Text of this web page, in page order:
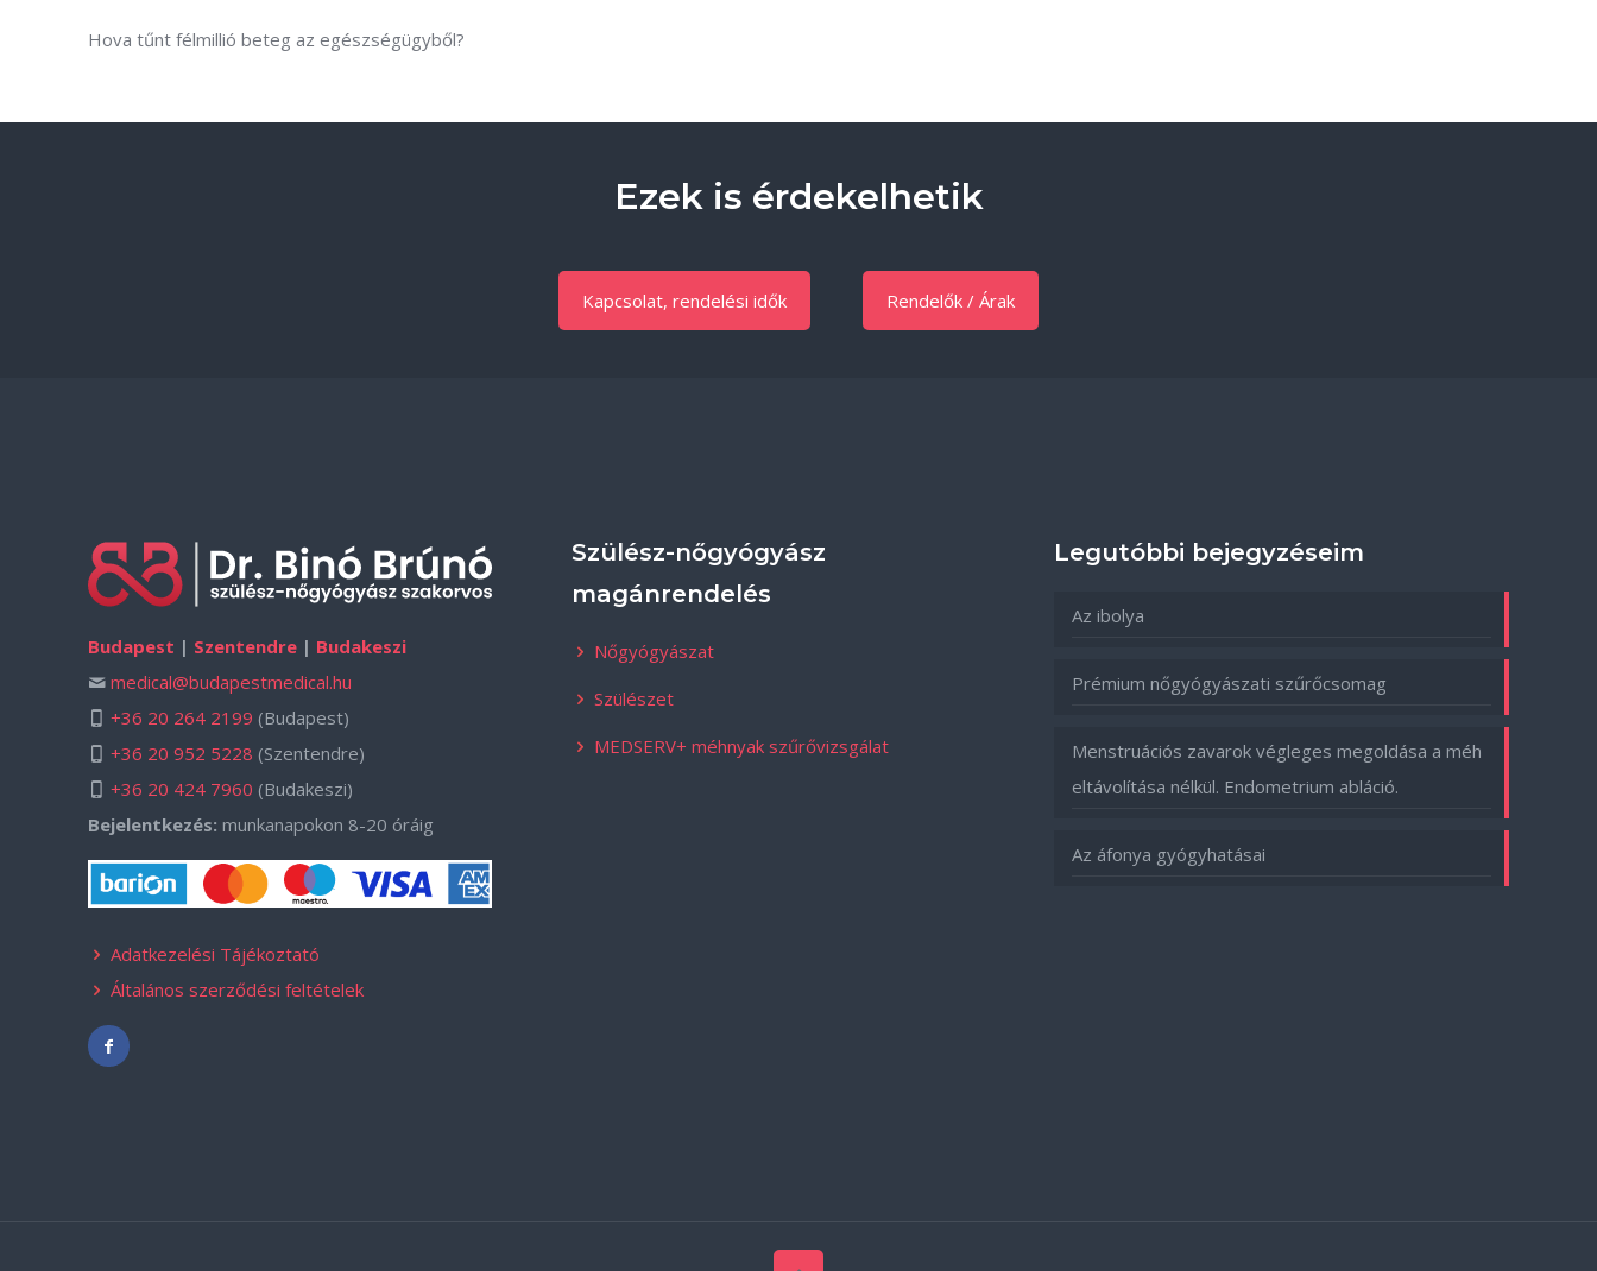
Hova tűnt félmillió beteg az egészségügyből?
Ezek is érdekelhetik
Kapcsolat, rendelési idők Rendelők / Árak
Budapest | Szentendre | Budakeszi
medical@budapestmedical.hu
+36 20 264 2199 (Budapest)
+36 20 952 5228 (Szentendre)
+36 20 424 7960 (Budakeszi)
Bejelentkezés: munkanapokon 8-20 óráig
Adatkezelési Tájékoztató
Általános szerződési feltételek
Szülész-nőgyógyász
magánrendelés
Nőgyógyászat
Szülészet
MEDSERV+ méhnyak szűrővizsgálat
Legutóbbi bejegyzéseim
Az ibolya
Prémium nőgyógyászati szűrőcsomag
Menstruációs zavarok végleges megoldása a méh
eltávolítása nélkül. Endometrium abláció.
Az áfonya gyógyhatásai